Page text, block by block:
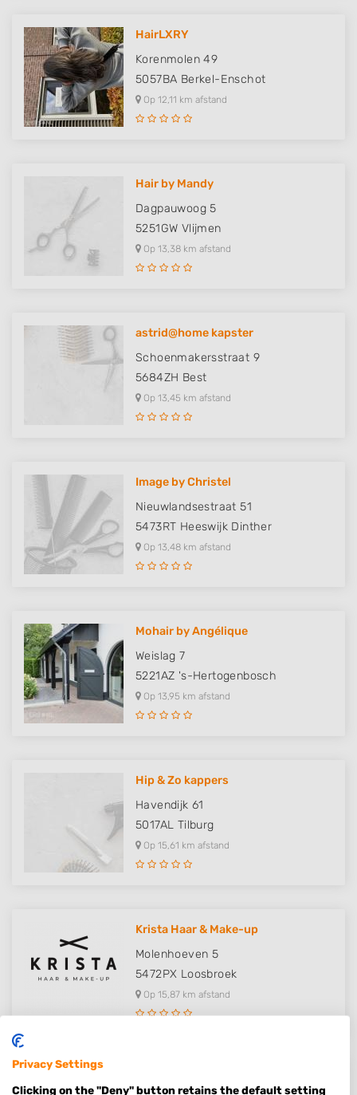
HairLXRY
Korenmolen 49
5057BA Berkel-Enschot
Op 12,11 km afstand
Hair by Mandy
Dagpauwoog 5
5251GW Vlijmen
Op 13,38 km afstand
astrid@home kapster
Schoenmakersstraat 9
5684ZH Best
Op 13,45 km afstand
Image by Christel
Nieuwlandsestraat 51
5473RT Heeswijk Dinther
Op 13,48 km afstand
Mohair by Angélique
Weislag 7
5221AZ 's-Hertogenbosch
Op 13,95 km afstand
Hip & Zo kappers
Havendijk 61
5017AL Tilburg
Op 15,61 km afstand
Krista Haar & Make-up
Molenhoeven 5
5472PX Loosbroek
Op 15,87 km afstand
Privacy Settings
Clicking on the "Deny" button retains the default setting